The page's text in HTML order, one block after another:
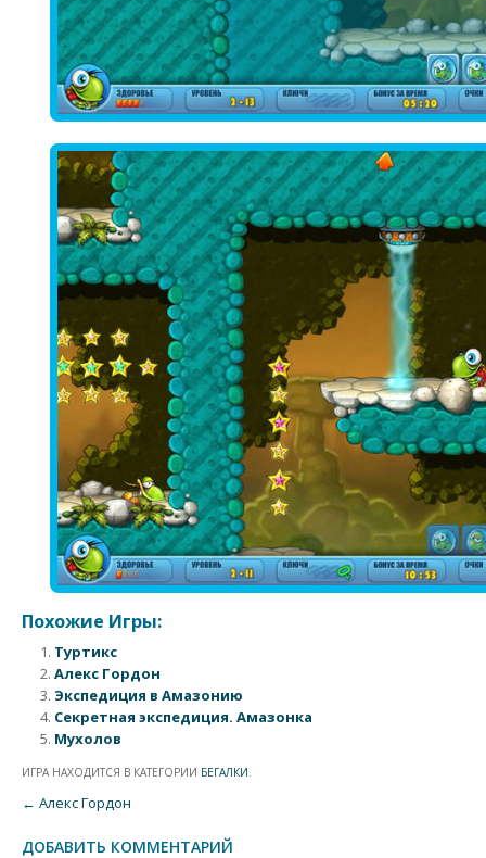
Похожие Игры:
Туртикс
Алекс Гордон
Экспедиция в Амазонию
Секретная экспедиция. Амазонка
Мухолов
ИГРА НАХОДИТСЯ В КАТЕГОРИИ БЕГАЛКИ.
Post navigation
← Алекс Гордон
ДОБАВИТЬ КОММЕНТАРИЙ